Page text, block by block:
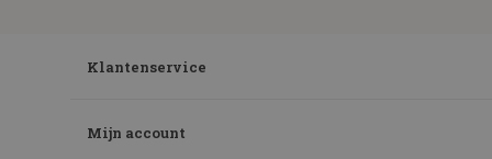
Klantenservice
Mijn account